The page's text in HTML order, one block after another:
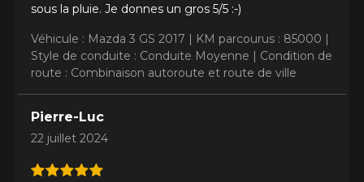
sous la pluie. Je donnes un gros 5/5 :-)
Véhicule : Mazda 3 GS 2017 | KM parcourus : 85000 |
Style de conduite : Conduite Moyenne | Condition de
route : Combinaison autoroute et route de ville
Pierre-Luc
22 juillet 2024
Courriel
Votre véhicule
Année